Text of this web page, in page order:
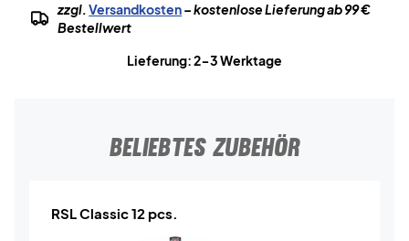
zzgl.Versandkosten– kostenlose Lieferung ab 99 €
Bestellwert
Lieferung: 2-3 Werktage
BELIEBTES ZUBEHÖR
RSL Classic 12 pcs.